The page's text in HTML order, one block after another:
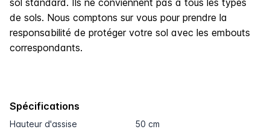
de sols. Nous comptons sur vous pour prendre la
responsabilité de protéger votre sol avec les embouts
correspondants.
Spécifications
Hauteur d'assise 50 cm